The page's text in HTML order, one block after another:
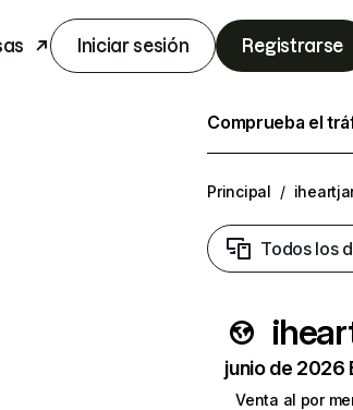
Iniciar sesión Registrarse
Comprueba el
Principal /
Todos los
junio de
Venta al por